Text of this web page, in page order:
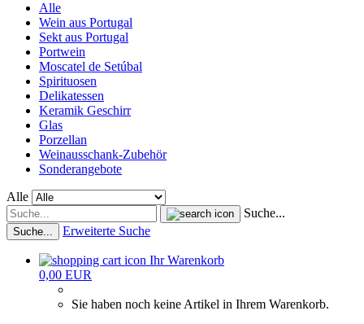
Alle
Wein aus Portugal
Sekt aus Portugal
Portwein
Moscatel de Setúbal
Spirituosen
Delikatessen
Keramik Geschirr
Glas
Porzellan
Weinausschank-Zubehör
Sonderangebote
Alle
Suche...
Suche... Erweiterte Suche
Ihr Warenkorb
0,00 EUR
Sie haben noch keine Artikel in Ihrem Warenkorb.